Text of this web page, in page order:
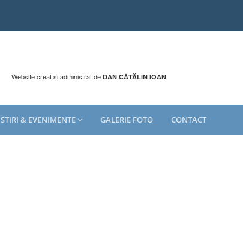
Website creat si administrat de DAN CĂTĂLIN IOAN
STIRI & EVENIMENTE GALERIE FOTO CONTACT